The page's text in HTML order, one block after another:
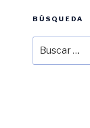
BÚSQUEDA
por: